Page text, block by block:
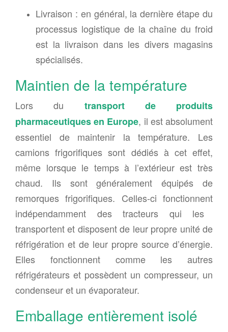
Livraison : en général, la dernière étape du
processus logistique de la chaîne du froid
est la livraison dans les divers magasins
spécialisés.
Maintien de la température
Lors du transport de produits
pharmaceutiquesen Europe, il est absolument
essentiel de maintenir la température. Les
camions frigorifiquessont dédiés à cet effet,
même lorsque le temps à l’extérieur est très
chaud. Ils sont généralement équipés de
remorques frigorifiques. Celles-cifonctionnent
indépendamment des tracteurs qui les
transportentet disposent de leur propre unité de
réfrigération et de leur propre source d’énergie.
Elles fonctionnent comme les autres
réfrigérateurs et possèdent un compresseur, un
condenseur et un évaporateur.
Emballage entièrement isolé